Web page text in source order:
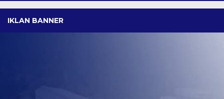
IKLAN BANNER